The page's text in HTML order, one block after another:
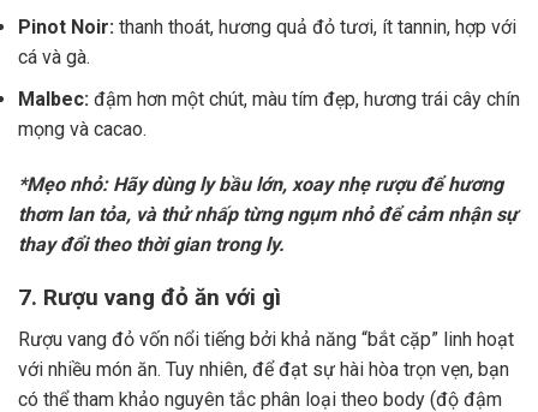
Pinot Noir: thanh thoát, hương quả đỏ tươi, ít tannin, hợp với
cá và gà.
Malbec: đậm hơn một chút, màu tím đẹp, hương trái cây chín
mọng và cacao.
*Mẹo nhỏ: Hãy dùng ly bầu lớn, xoay nhẹ rượu để hương
thơm lan tỏa, và thử nhấp từng ngụm nhỏ để cảm nhận sự
thay đổi theo thời gian trong ly.
7. Rượu vang đỏ ăn với gì
Rượu vang đỏ vốn nổi tiếng bởi khả năng “bắt cặp” linh hoạt
với nhiều món ăn. Tuy nhiên, để đạt sự hài hòa trọn vẹn, bạn
có thể tham khảo nguyên tắc phân loại theo body (độ đậm